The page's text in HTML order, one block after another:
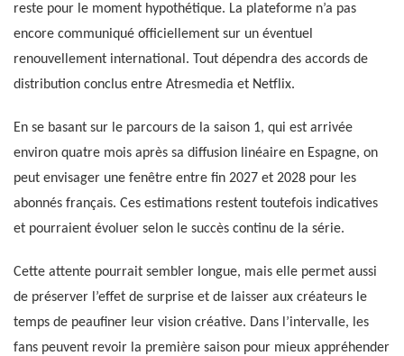
reste pour le moment hypothétique. La plateforme n’a pas
encore communiqué officiellement sur un éventuel
renouvellement international. Tout dépendra des accords de
distribution conclus entre Atresmedia et Netflix.
En se basant sur le parcours de la saison 1, qui est arrivée
environ quatre mois après sa diffusion linéaire en Espagne, on
peut envisager une fenêtre entre fin 2027 et 2028 pour les
abonnés français. Ces estimations restent toutefois indicatives
et pourraient évoluer selon le succès continu de la série.
Cette attente pourrait sembler longue, mais elle permet aussi
de préserver l’effet de surprise et de laisser aux créateurs le
temps de peaufiner leur vision créative. Dans l’intervalle, les
fans peuvent revoir la première saison pour mieux appréhender